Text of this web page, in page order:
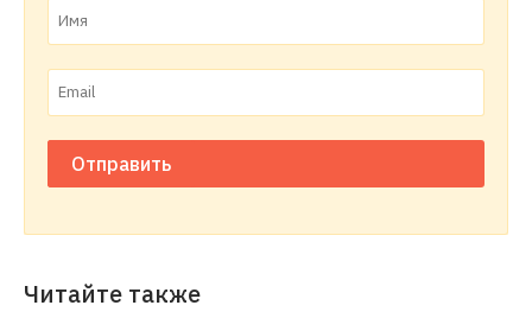
Отправить
Читайте также